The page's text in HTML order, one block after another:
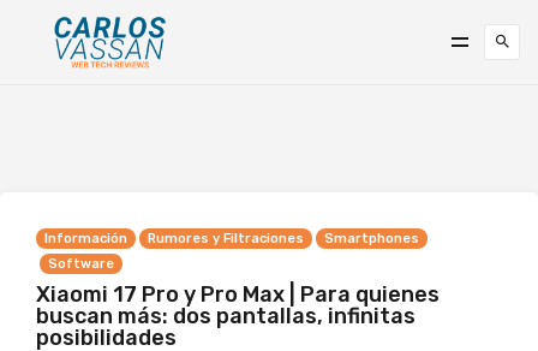
Información Rumores y Filtraciones
Smartphones
Software
Xiaomi 17 Pro y Pro Max | Para quienes
buscan más: dos pantallas, infinitas
posibilidades